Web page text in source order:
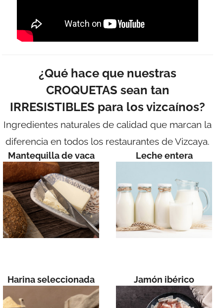
¿Qué hace que nuestras
CROQUETAS sean tan
IRRESISTIBLES para los vizcaínos?
Ingredientes naturales de calidad que marcan la
diferencia en todos los restaurantes de Vizcaya.
Mantequilla de vaca Leche entera
Harina seleccionada Jamón ibérico